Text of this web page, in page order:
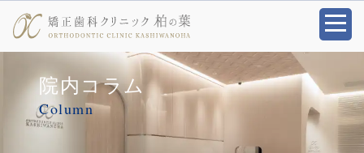
院内コラム
Column